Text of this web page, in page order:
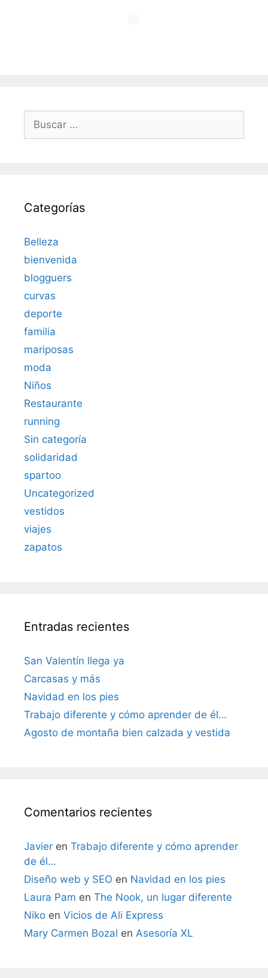
Buscar:
Categorías
Belleza
bienvenida
blogguers
curvas
deporte
familia
mariposas
moda
Niños
Restaurante
running
Sin categoría
solidaridad
spartoo
Uncategorized
vestidos
viajes
zapatos
Entradas recientes
San Valentín llega ya
Carcasas y más
Navidad en los pies
Trabajo diferente y cómo aprender de él…
Agosto de montaña bien calzada y vestida
Comentarios recientes
Javier en Trabajo diferente y cómo aprender
de él…
Diseño web y SEO en Navidad en los pies
Laura Pam en The Nook, un lugar diferente
Niko en Vicios de Ali Express
Mary Carmen Bozal en Asesoría XL